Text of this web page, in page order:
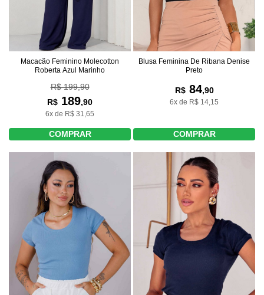
Macacão Feminino Molecotton
Roberta Azul Marinho
R$ 199,90
R$ 189,90
6x de R$ 31,65
COMPRAR
Blusa Feminina De Ribana Denise
Preto
R$84,90
6x de R$ 14,15
COMPRAR